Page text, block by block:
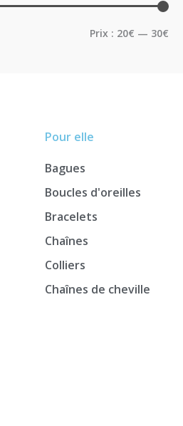
Prix : 20€ — 30€
Pour elle
Bagues
Boucles d'oreilles
Bracelets
Chaînes
Colliers
Chaînes de cheville